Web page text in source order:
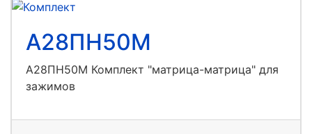
А28ПН50М
А28ПН50М Комплект "матрица-матрица" для
зажимов